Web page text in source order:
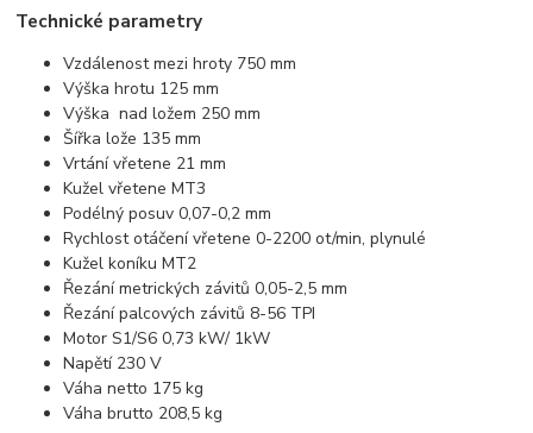
Technické parametry
Vzdálenost mezi hroty 750 mm
Výška hrotu 125 mm
Výška nad ložem 250 mm
Šířka lože 135 mm
Vrtání vřetene 21 mm
Kužel vřetene MT3
Podélný posuv 0,07-0,2 mm
Rychlost otáčení vřetene 0-2200 ot/min, plynulé
Kužel koníku MT2
Řezání metrických závitů 0,05-2,5 mm
Řezání palcových závitů 8-56 TPI
Motor S1/S6 0,73 kW/ 1kW
Napětí 230 V
Váha netto 175 kg
Váha brutto 208,5 kg